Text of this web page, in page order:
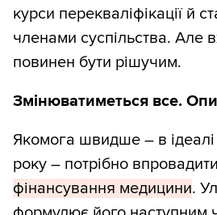
курси перекваліфікації й
членами суспільства. Але
повинен бути рішучим.
Змінюватиметься все.
Якомога швидше – в
року – потрібно впровадити
фінансування медицини.